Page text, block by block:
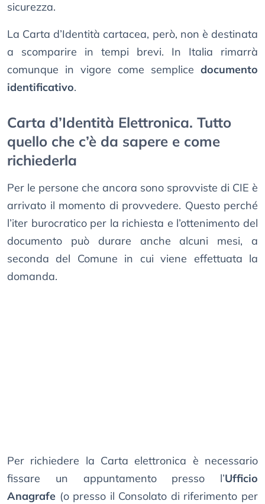
sicurezza.
La Carta d’Identità cartacea, però, non è destinata
a scomparire in tempi brevi. In Italia rimarrà
comunque in vigore come semplice documento
identificativo.
Carta d’Identità Elettronica. Tutto
quello che c’è da sapere e come
richiederla
Per le persone che ancora sono sprovviste di CIE è
arrivato il momento di provvedere. Questo perché
l’iter burocratico per la richiesta e l’ottenimento del
documento può durare anche alcuni mesi, a
seconda del Comune in cui viene effettuata la
domanda.
Per richiedere la Carta elettronica è necessario
fissare un appuntamento presso l’Ufficio
Anagrafe (o presso il Consolato di riferimento per